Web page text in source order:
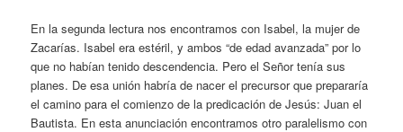
En la segunda lectura nos encontramos con Isabel, la mujer de
Zacarías. Isabel era estéril, y ambos “de edad avanzada” por lo
que no habían tenido descendencia. Pero el Señor tenía sus
planes. De esa unión habría de nacer el precursor que prepararía
el camino para el comienzo de la predicación de Jesús: Juan el
Bautista. En esta anunciación encontramos otro paralelismo con